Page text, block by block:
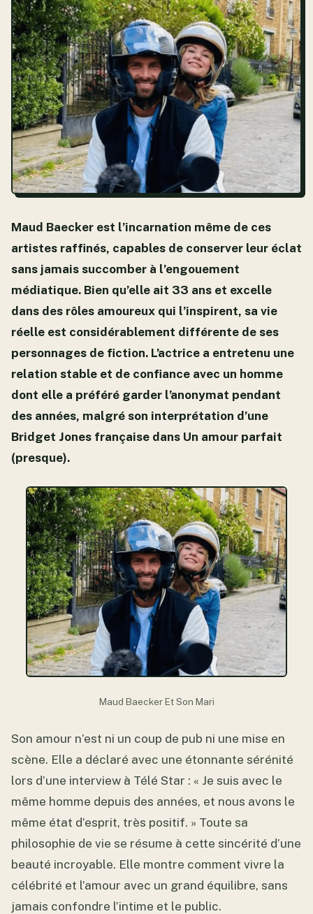
Maud Baecker est l’incarnation même de ces
artistes raffinés, capables de conserver leur éclat
sans jamais succomber à l’engouement
médiatique. Bien qu’elle ait 33 ans et excelle
dans des rôles amoureux qui l’inspirent, sa vie
réelle est considérablement différente de ses
personnages de fiction. L’actrice a entretenu une
relation stable et de confiance avec un homme
dont elle a préféré garder l’anonymat pendant
des années, malgré son interprétation d’une
Bridget Jones française dans Un amour parfait
(presque).
Maud Baecker Et Son Mari
Son amour n’est ni un coup de pub ni une mise en
scène. Elle a déclaré avec une étonnante sérénité
lors d’une interview à Télé Star : « Je suis avec le
même homme depuis des années, et nous avons le
même état d’esprit, très positif. » Toute sa
philosophie de vie se résume à cette sincérité d’une
beauté incroyable. Elle montre comment vivre la
célébrité et l’amour avec un grand équilibre, sans
jamais confondre l’intime et le public.